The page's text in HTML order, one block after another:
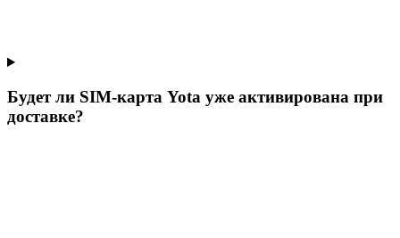
Будет ли SIM-карта Yota уже активирована при
доставке?